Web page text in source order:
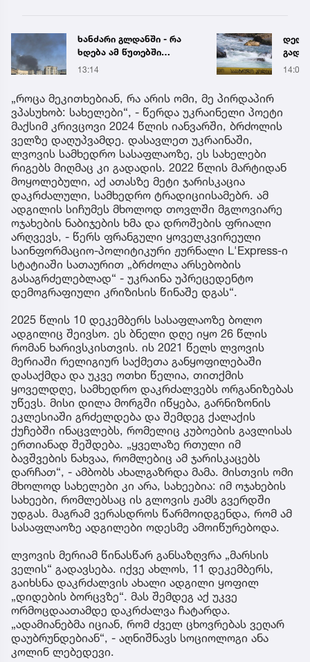
ხანძარი გლდანში - რა
ხდება ამ წუთებში
ადგილზე
13:14 14:02
„როცა მეკითხებიან, რა არის ომი, მე პირდაპირ
ვპასუხობ: სახელები“, - წერდა უკრაინელი პოეტი
მაქსიმ კრივცოვი 2024 წლის იანვარში, ბრძოლის
ველზე დაღუპვამდე. დასავლეთ უკრაინაში,
ლვოვის სამხედრო სასაფლაოზე, ეს სახელები
რიგებს მიღმაც კი გადადის. 2022 წლის მარტიდან
მოყოლებული, აქ ათასზე მეტი ჯარისკაცია
დაკრძალული, სამხედრო ტრადიციისამებრ. ამ
ადგილის სიჩუმეს მხოლოდ თოვლში მგლოვიარე
ოჯახების ნაბიჯების ხმა და დროშების ფრიალი
არღვევს, - წერს ფრანგული ყოველკვირეული
საინფორმაციო-პოლიტიკური ჟურნალი L'Express-ი
სტატიაში სათაურით „ბრძოლა არსებობის
გასაგრძელებლად“ - უკრაინა უპრეცედენტო
დემოგრაფიული კრიზისის წინაშე დგას“.
2025 წლის 10 დეკემბერს სასაფლაოზე ბოლო
ადგილიც შეივსო. ეს ბნელი დღე იყო 26 წლის
რომან ხარივსკისთვის. ის 2021 წელს ლვოვის
მერიაში რელიგიურ საქმეთა განყოფილებაში
დასაქმდა და უკვე ოთხი წელია, თითქმის
ყოველდღე, სამხედრო დაკრძალვებს ორგანიზებას
უწევს. მისი დილა მორგში იწყება, გარნიზონის
ეკლესიაში გრძელდება და შემდეგ ქალაქის
ქუჩებში ინაცვლებს, რომელიც კუბოების გავლისას
ერთიანად შეშდება. „ყველაზე რთული იმ
ბავშვების ნახვაა, რომლებიც ამ ჯარისკაცებს
დარჩათ“, - ამბობს ახალგაზრდა მამა. მისთვის ომი
მხოლოდ სახელები კი არა, სახეებია: იმ ოჯახების
სახეები, რომლებსაც ის გლოვის ჟამს გვერდში
უდგას. მაგრამ ვერასდროს წარმოიდგენდა, რომ ამ
სასაფლაოზე ადგილები ოდესმე ამოიწურებოდა.
ლვოვის მერიამ წინასწარ განსაზღვრა „მარსის
ველის“ გადავსება. იქვე ახლოს, 11 დეკემბერს,
გაიხსნა დაკრძალვის ახალი ადგილი ყოფილ
„დიდების ბორცვზე“. მას შემდეგ აქ უკვე
ორმოცდაათამდე დაკრძალვა ჩატარდა.
„ადამიანებმა იციან, რომ ძველ ცხოვრებას ვეღარ
დაუბრუნდებიან“, - აღნიშნავს სოციოლოგი ანა
კოლინ ლებედევი.